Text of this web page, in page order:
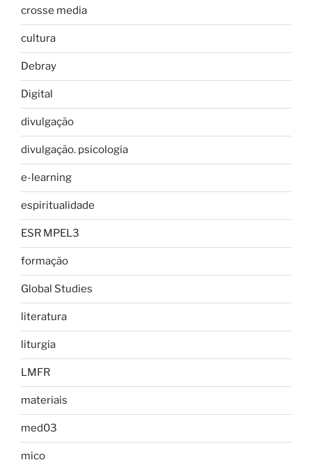
crosse media
cultura
Debray
Digital
divulgação
divulgação. psicologia
e-learning
espiritualidade
ESR MPEL3
formação
Global Studies
literatura
liturgia
LMFR
materiais
med03
mico